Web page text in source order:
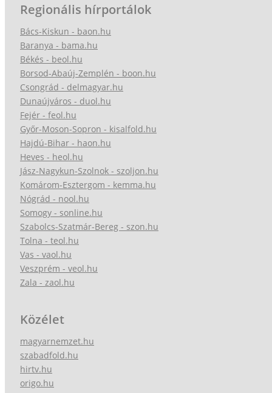
Regionális hírportálok
Bács-Kiskun - baon.hu
Baranya - bama.hu
Békés - beol.hu
Borsod-Abaúj-Zemplén - boon.hu
Csongrád - delmagyar.hu
Dunaújváros - duol.hu
Fejér - feol.hu
Győr-Moson-Sopron - kisalfold.hu
Hajdú-Bihar - haon.hu
Heves - heol.hu
Jász-Nagykun-Szolnok - szoljon.hu
Komárom-Esztergom - kemma.hu
Nógrád - nool.hu
Somogy - sonline.hu
Szabolcs-Szatmár-Bereg - szon.hu
Tolna - teol.hu
Vas - vaol.hu
Veszprém - veol.hu
Zala - zaol.hu
Közélet
magyarnemzet.hu
szabadfold.hu
hirtv.hu
origo.hu